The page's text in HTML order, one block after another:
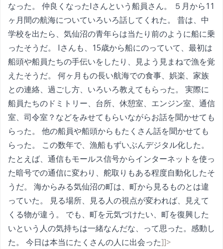
なった。 仲良くなったIさんという船員さん。 ５月から11
ヶ月間の航海についていろいろ話してくれた。 昔は、中
学校を出たら、気仙沼の青年らは当たり前のように船に乗
ったそうだ。 Iさんも、15歳から船にのっていて、最初は
船頭や船員たちの手伝いをしたり、見よう見まねで漁を覚
えたそうだ。 何ヶ月もの長い航海での食事、娯楽、家族
との連絡、過ごし方、いろいろ教えてもらった。 実際に
船員たちのドミトリー、台所、休憩室、エンジン室、通信
室、司令室？などをみせてもらいながらお話を聞かせても
らった。 他の船員や船頭からもたくさん話を聞かせても
らった。 この数年で、漁船もずいぶんデジタル化した。
たとえば、通信もモールス信号からインターネットを使っ
た暗号での通信に変わり、舵取りもある程度自動化したそ
うだ。 海からみる気仙沼の町は、町から見るものとは違
っていた。 見る場所、見る人の視点が変われば、見えて
くる物が違う。 でも、町を元気づけたい、町を復興した
いという人の気持ちは一緒なんだな、って思った。感動し
た。 今日は本当にたくさんの人に出会った]]>